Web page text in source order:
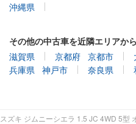
沖縄県
その他の中古車を近隣エリアか
滋賀県
京都府 京都市
兵庫県
神戸市 奈良県
スズキ ジムニーシエラ 1.5 JC 4WD 5型